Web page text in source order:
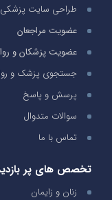
طراحی سایت پزشکی
عضویت مراجعان
عضویت پزشکان و
جستجوی پزشک و
پرسش و پاسخ
سوالات متدوال
تماس با ما
تخصص های پر
زنان و زایمان